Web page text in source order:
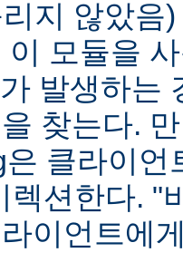
지 않았음
이 모듈을
발생하는
찾는다.
클라이언
렉션한다. "
이언트에